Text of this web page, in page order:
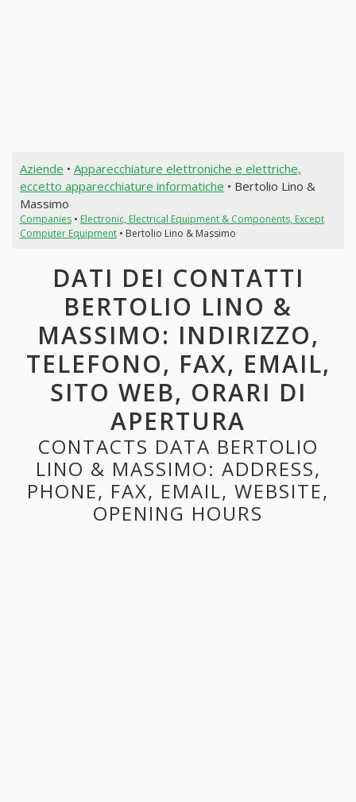
Aziende • Apparecchiature elettroniche e elettriche,
eccetto apparecchiature informatiche • Bertolio Lino &
Massimo
Companies• Electronic, Electrical Equipment & Components, Except
Computer Equipment• Bertolio Lino & Massimo
DATI DEI CONTATTI
BERTOLIO LINO &
MASSIMO: INDIRIZZO,
TELEFONO, FAX, EMAIL,
SITO WEB, ORARI DI
APERTURA
CONTACTS DATA BERTOLIO
LINO & MASSIMO: ADDRESS,
PHONE, FAX, EMAIL, WEBSITE,
OPENING HOURS